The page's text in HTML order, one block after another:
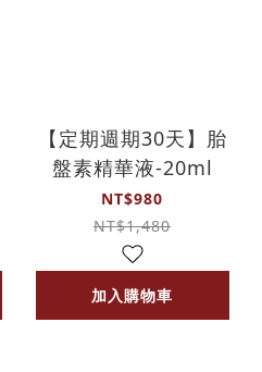
【定期週期30天】胎
盤素精華液-20ml
NT$980
NT$1,480
加入購物車